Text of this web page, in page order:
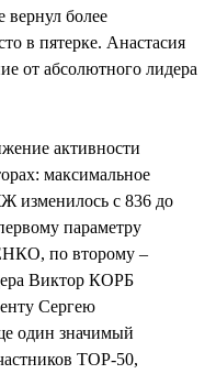
более
в пятерке. Анастасия
от абсолютного лидера
активности
максимальное
изменилось с 836 до
параметру
по второму –
Виктор КОРБ
Сергею
один значимый
TOP-50,